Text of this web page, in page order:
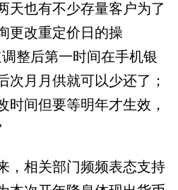
也有不少存量客户为了
更改重定价日的操
整后第一时间在手机银
次月月供就可以少还了；
时间但要等明年才生效，
相关部门频频表态支持